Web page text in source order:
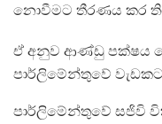
නොවීමට තීරණය කර
ඒ අනුව ආණ්ඩු පක්ෂය
පාර්ලිමේන්තුවේ
පාර්ලිමේන්තුවේ සජිවි